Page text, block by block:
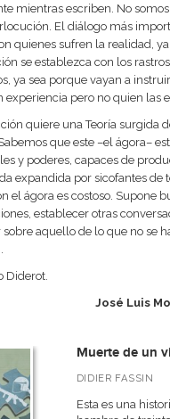
PDF
mientras escriben. No
El diálogo más
quienes sufren la realidad,
se establezca con los
ya sea porque vayan a
experiencia pero no quien las
quiere una Teoría surgida
que este –el ágora–
y poderes, capaces de
expandida por sicofantes de
el ágora es costoso. Supone
establecer otras
sobre aquello de lo que no se
Diderot.
José Luis
Muerte de un
DIDIER FASSIN
Esta es una